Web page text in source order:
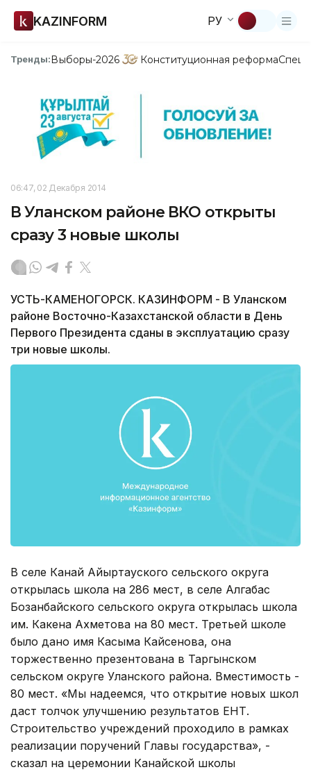
KAZINFORM РУ
Тренды:Выборы-2026 Конституционная реформа
06:47, 02 Декабря 2014
В Уланском районе ВКО открыты
сразу 3 новые школы
УСТЬ-КАМЕНОГОРСК. КАЗИНФОРМ - В Уланском
районе Восточно-Казахстанской области в День
Первого Президента сданы в эксплуатацию сразу
три новые школы.
В селе Канай Айыртауского сельского округа
открылась школа на 286 мест, в селе Алгабас
Бозанбайского сельского округа открылась школа
им. Какена Ахметова на 80 мест. Третьей школе
было дано имя Касыма Кайсенова, она
торжественно презентована в Таргынском
сельском округе Уланского района. Вместимость -
80 мест. «Мы надеемся, что открытие новых школ
даст толчок улучшению результатов ЕНТ.
Строительство учреждений проходило в рамках
реализации поручений Главы государства», -
сказал на церемонии Канайской школы